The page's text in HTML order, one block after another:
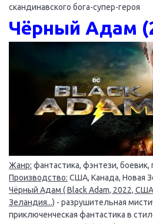
скандинавского бога-супер-героя
Чёрный Адам
Жанр: фантастика, фэнтези, боевик,
Производство: США, Канада, Новая
Чёрный Адам ( Black Adam, 2022,
Зеландия...) - разрушительная
приключенческая фантастика в